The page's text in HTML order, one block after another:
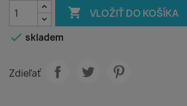
 VLOŽIŤ DO KOŠÍKA
 skladem
Zdieľať